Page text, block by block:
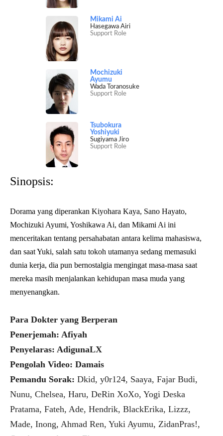
Mikami Ai
Hasegawa Airi
Support Role
Mochizuki
Ayumu
Wada Toranosuke
Support Role
Tsubokura
Yoshiyuki
Sugiyama Jiro
Support Role
Sinopsis:
Dorama yang diperankan Kiyohara Kaya, Sano Hayato,
Mochizuki Ayumi, Yoshikawa Ai, dan Mikami Ai ini
menceritakan tentang persahabatan antara kelima mahasiswa,
dan saat Yuki, salah satu tokoh utamanya sedang memasuki
dunia kerja, dia pun bernostalgia mengingat masa-masa saat
mereka masih menjalankan kehidupan masa muda yang
menyenangkan.
Para Dokter yang Berperan
Penerjemah: Afiyah
Penyelaras: AdigunaLX
Pengolah Video: Damais
Pemandu Sorak: Dkid, y0r124, Saaya, Fajar Budi,
Nunu, Chelsea, Haru, DeRin XoXo, Yogi Deska
Pratama, Fateh, Ade, Hendrik, BlackErika, Lizzz,
Made, Inong, Ahmad Ren, Yuki Ayumu, ZidanPras!,